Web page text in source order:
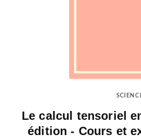
Le calcul tensoriel
édition - Cours et